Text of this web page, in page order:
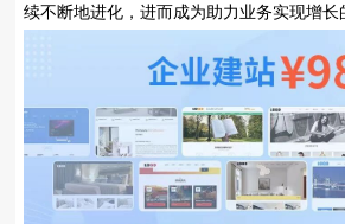
续不断地进化，进而成为助力业务实现增长